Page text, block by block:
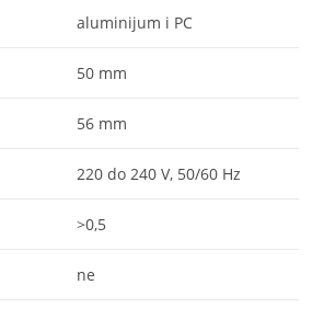
aluminijum i PC
50 mm
56 mm
220 do 240 V, 50/60 Hz
>0,5
ne